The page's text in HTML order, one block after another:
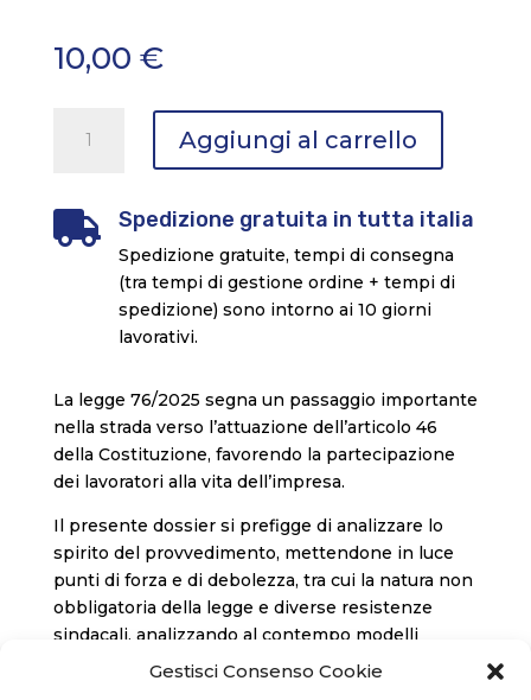
Gestisci Consenso Cookie
10,00 €
legge
quantità
Aggiungi al carrello
 Spedizione gratuita in tutta italia
Spedizione gratuite, tempi di consegna
(tra tempi di gestione ordine + tempi di
spedizione) sono intorno ai 10 giorni
lavorativi.
La legge 76/2025 segna un passaggio importante
nella strada verso l’attuazione dell’articolo 46
della Costituzione, favorendo la partecipazione
dei lavoratori alla vita dell’impresa.
Il presente dossier si prefigge di analizzare lo
spirito del provvedimento, mettendone in luce
punti di forza e di debolezza, tra cui la natura non
obbligatoria della legge e diverse resistenze
sindacali, analizzando al contempo modelli
significativi come quello tedesco.